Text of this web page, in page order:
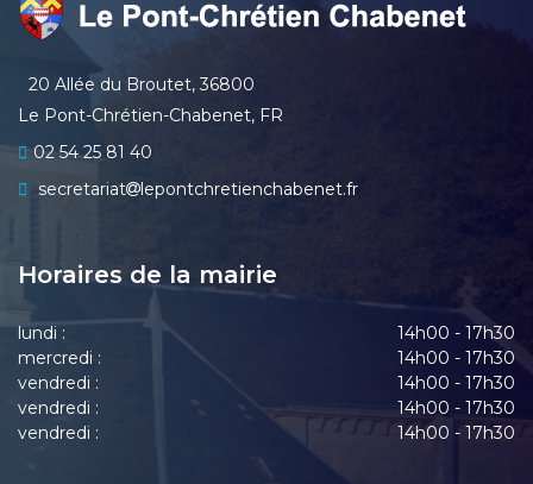
20 Allée du Broutet, 36800
Le Pont-Chrétien-Chabenet, FR
02 54 25 81 40
secretariat
lepontchretienchabenet.fr
Horaires de la mairie
lundi :
14h00 - 17h30
mercredi :
14h00 - 17h30
vendredi :
14h00 - 17h30
vendredi :
14h00 - 17h30
vendredi :
14h00 - 17h30